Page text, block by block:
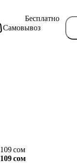
Самовывоз
Бесплатно
109 сом
109 сом